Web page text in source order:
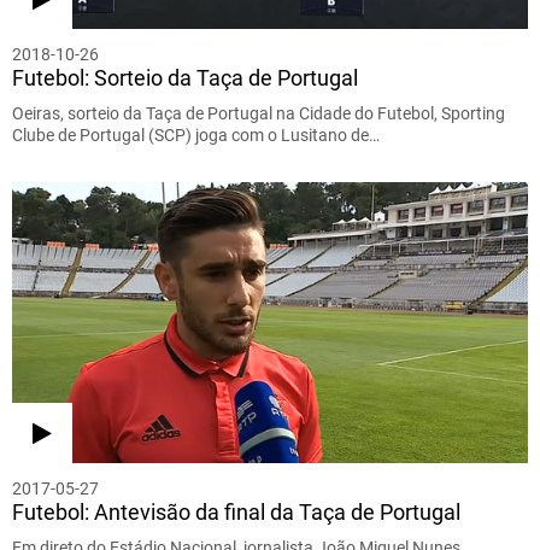
2018-10-26
Futebol: Sorteio da Taça de Portugal
Oeiras, sorteio da Taça de Portugal na Cidade do Futebol, Sporting
Clube de Portugal (SCP) joga com o Lusitano de…
2017-05-27
Futebol: Antevisão da final da Taça de Portugal